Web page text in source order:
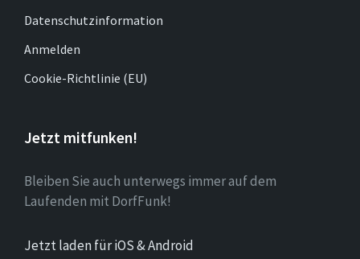
Datenschutzinformation
Anmelden
Cookie-Richtlinie (EU)
Jetzt mitfunken!
Bleiben Sie auch unterwegs immer auf dem
Laufenden mit DorfFunk!
Jetzt laden für iOS & Android